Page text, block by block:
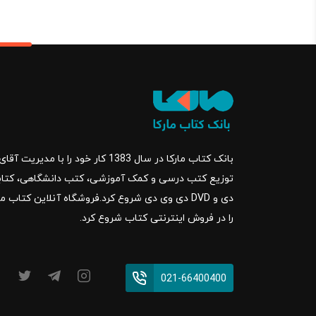
بانک کتاب مارکا در سال 1383 کار
را در فروش اینترنتی کتاب شروع کرد.
021-66400400